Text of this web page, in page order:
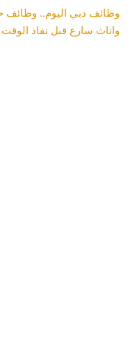
وظائف دبي اليوم.. وظائف
واناث سارع قبل نفاذ الوقت